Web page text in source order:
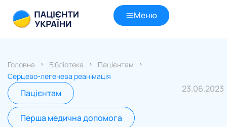
Меню
Головна Бібліотека
Пацієнтам
Серцево-легенева реанімація
Пацієнтам
Перша медична допомога
23.06.2023